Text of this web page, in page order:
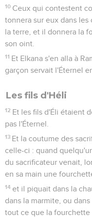
10 Ceux qui contestent
tonnera sur eux dans
la terre, et il donnera la
son oint.
11 Et Elkana s'en alla à
garçon servait l'Éternel
Les fils d'Héli
12 Et les fils d'Éli étaient
pas l'Éternel.
13 Et la coutume des
celle-ci : quand
du sacrificateur venait,
en sa main une
14 et il piquait dans la
dans la marmite, ou
tout ce que la fourchette